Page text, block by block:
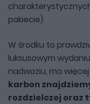
pakiecie).
W środku to
luksusowym
nadwoziu, ma
karbon
rozdzielczej oraz